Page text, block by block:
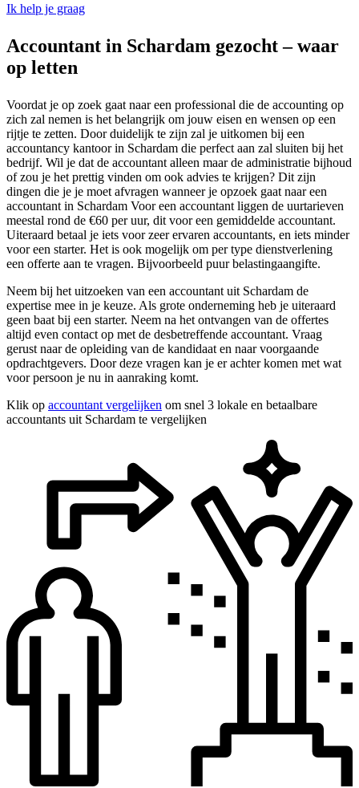
Ik help je graag
Accountant in Schardam gezocht – waar
op letten
Voordat je op zoek gaat naar een professional die de accounting op
zich zal nemen is het belangrijk om jouw eisen en wensen op een
rijtje te zetten. Door duidelijk te zijn zal je uitkomen bij een
accountancy kantoor in Schardam die perfect aan zal sluiten bij het
bedrijf. Wil je dat de accountant alleen maar de administratie bijhoud
of zou je het prettig vinden om ook advies te krijgen? Dit zijn
dingen die je je moet afvragen wanneer je opzoek gaat naar een
accountant in Schardam Voor een accountant liggen de uurtarieven
meestal rond de €60 per uur, dit voor een gemiddelde accountant.
Uiteraard betaal je iets voor zeer ervaren accountants, en iets minder
voor een starter. Het is ook mogelijk om per type dienstverlening
een offerte aan te vragen. Bijvoorbeeld puur belastingaangifte.
Neem bij het uitzoeken van een accountant uit Schardam de
expertise mee in je keuze. Als grote onderneming heb je uiteraard
geen baat bij een starter. Neem na het ontvangen van de offertes
altijd even contact op met de desbetreffende accountant. Vraag
gerust naar de opleiding van de kandidaat en naar voorgaande
opdrachtgevers. Door deze vragen kan je er achter komen met wat
voor persoon je nu in aanraking komt.
Klik op accountant vergelijken om snel 3 lokale en betaalbare
accountants uit Schardam te vergelijken